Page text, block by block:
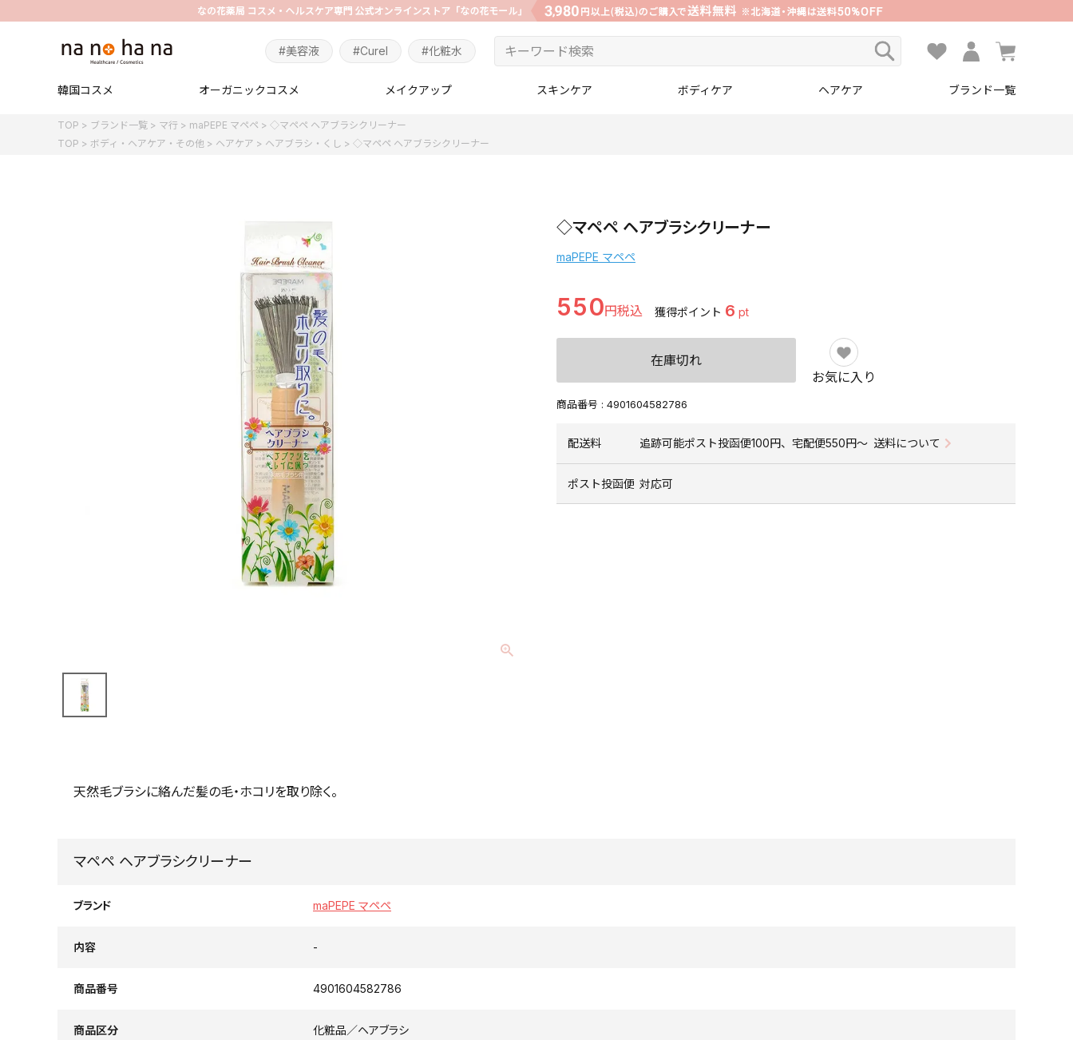
#化粧水
#Curel
#美容液
韓国コスメ オーガニックコスメ メイクアップ スキンケア ボディケア ヘアケア ブランド一覧
TOP ブランド一覧 マ行 maPEPE マペペ
◇マペペ ヘアブラシクリーナー
TOP
ボディ・ヘアケア・その他 ヘアケア ヘアブラシ・くし ◇マペペ ヘアブラシクリーナー
◇マペペ ヘアブラシクリーナー
maPEPE マペペ
550 獲得ポイント 6 pt
在庫切れ
お気に入り
商品番号 4901604582786
配送料 追跡可能ポスト投函便100円、宅配便550円〜 送料について
ポスト投函便 対応可
天然毛ブラシに絡んだ髪の毛・ホコリを取り除く。
マペペ ヘアブラシクリーナー
ブランド maPEPE マペペ
内容 -
商品番号 4901604582786
商品区分
化粧品／ヘアブラシ